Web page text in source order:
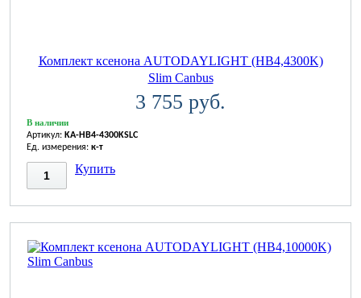
Комплект ксенона AUTODAYLIGHT (HB4,4300K)
Slim Canbus
3 755 руб.
В наличии
Артикул: KA-HB4-4300KSLC
Ед. измерения: к-т
Купить